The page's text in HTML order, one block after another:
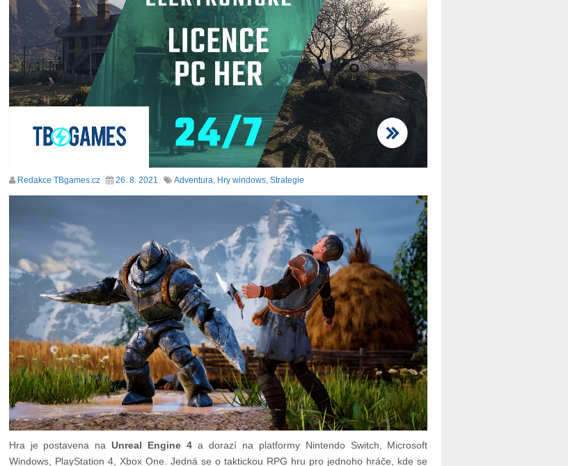
Redakce TBgames.cz 26. 8. 2021 Adventura, Hry windows, Strategie
Hra je postavena naUnreal Engine 4a dorazí na platformy Nintendo Switch, Microsoft
Windows, PlayStation 4, Xbox One. Jedná se o taktickou RPG hru pro jednoho hráče, kde se